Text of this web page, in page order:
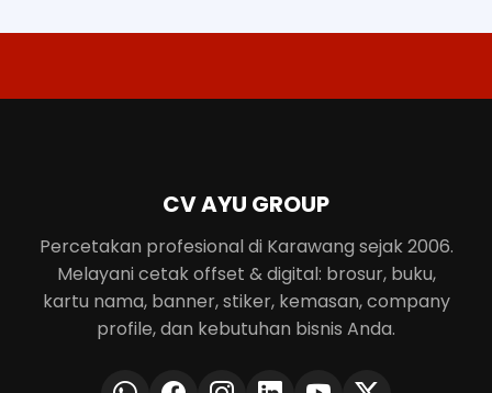
CV AYU GROUP
Percetakan profesional di Karawang sejak 2006.
Melayani cetak offset & digital: brosur, buku,
kartu nama, banner, stiker, kemasan, company
profile, dan kebutuhan bisnis Anda.